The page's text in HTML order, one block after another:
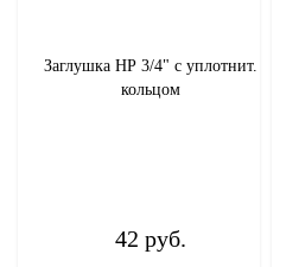
Заглушка НР 3/4" с уплотнит.
кольцом
42 руб.